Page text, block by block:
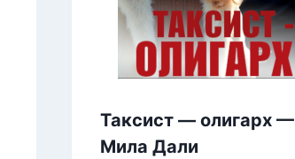
Таксист — олигарх —
Мила Дали